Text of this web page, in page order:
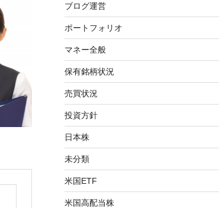
ブログ運営
ポートフォリオ
マネー全般
保有銘柄状況
売買状況
投資方針
日本株
未分類
米国ETF
米国高配当株